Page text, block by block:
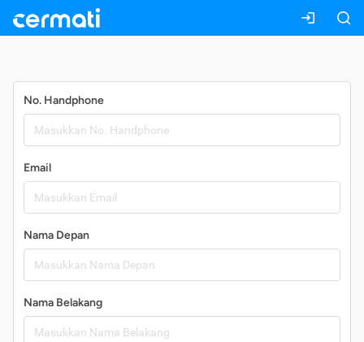
No. Handphone
Email
Nama Depan
Nama Belakang